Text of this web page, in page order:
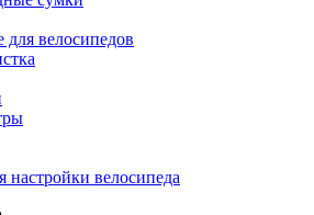
для велосипедов
настройки велосипеда